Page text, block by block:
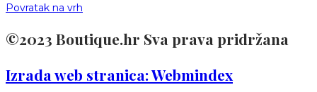
Povratak na vrh
©2023 Boutique.hr Sva prava pridržana
Izrada web stranica: Webmindex